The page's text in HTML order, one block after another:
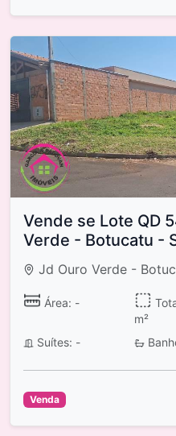
Vende se Lote QD
Verde - Botucatu -
Jd Ouro Verde -
Área: -
m²
Suítes: -
Venda